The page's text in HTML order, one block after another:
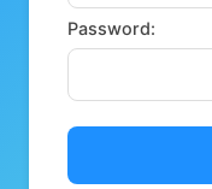
Password: